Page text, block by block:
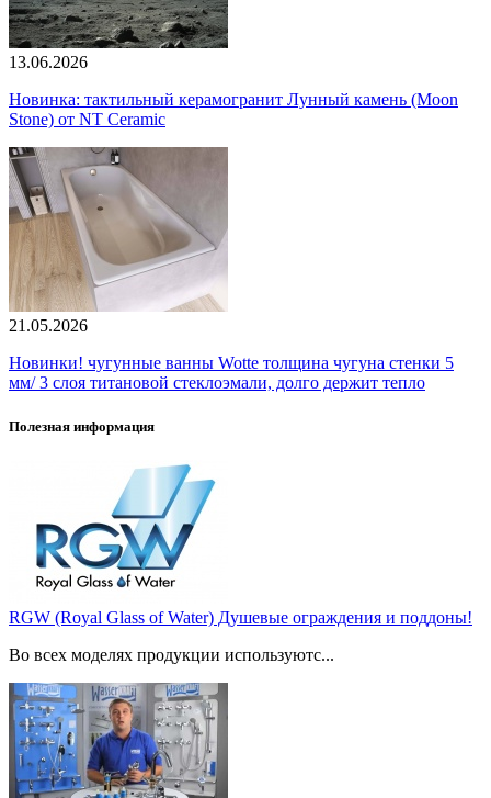
13.06.2026
Новинка: тактильный керамогранит Лунный камень (Moon
Stone) от NT Ceramic
21.05.2026
Новинки! чугунные ванны Wotte толщина чугуна стенки 5
мм/ 3 слоя титановой стеклоэмали, долго держит тепло
Полезная информация
RGW (Royal Glass of Water) Душевые ограждения и поддоны!
Во всех моделях продукции используютс...